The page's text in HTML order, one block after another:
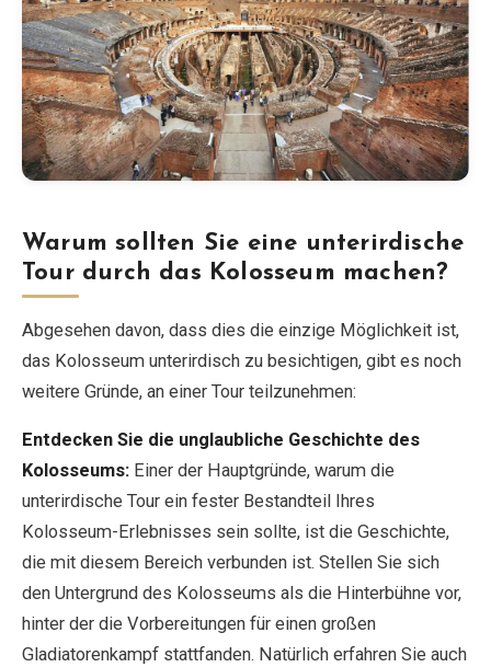
Warum sollten Sie eine unterirdische
Tour durch das Kolosseum machen?
Abgesehen davon, dass dies die einzige Möglichkeit ist,
das Kolosseum unterirdisch zu besichtigen, gibt es noch
weitere Gründe, an einer Tour teilzunehmen:
Entdecken Sie die unglaubliche Geschichte des
Kolosseums: Einer der Hauptgründe, warum die
unterirdische Tour ein fester Bestandteil Ihres
Kolosseum-Erlebnisses sein sollte, ist die Geschichte,
die mit diesem Bereich verbunden ist. Stellen Sie sich
den Untergrund des Kolosseums als die Hinterbühne vor,
hinter der die Vorbereitungen für einen großen
Gladiatorenkampf stattfanden. Natürlich erfahren Sie auch